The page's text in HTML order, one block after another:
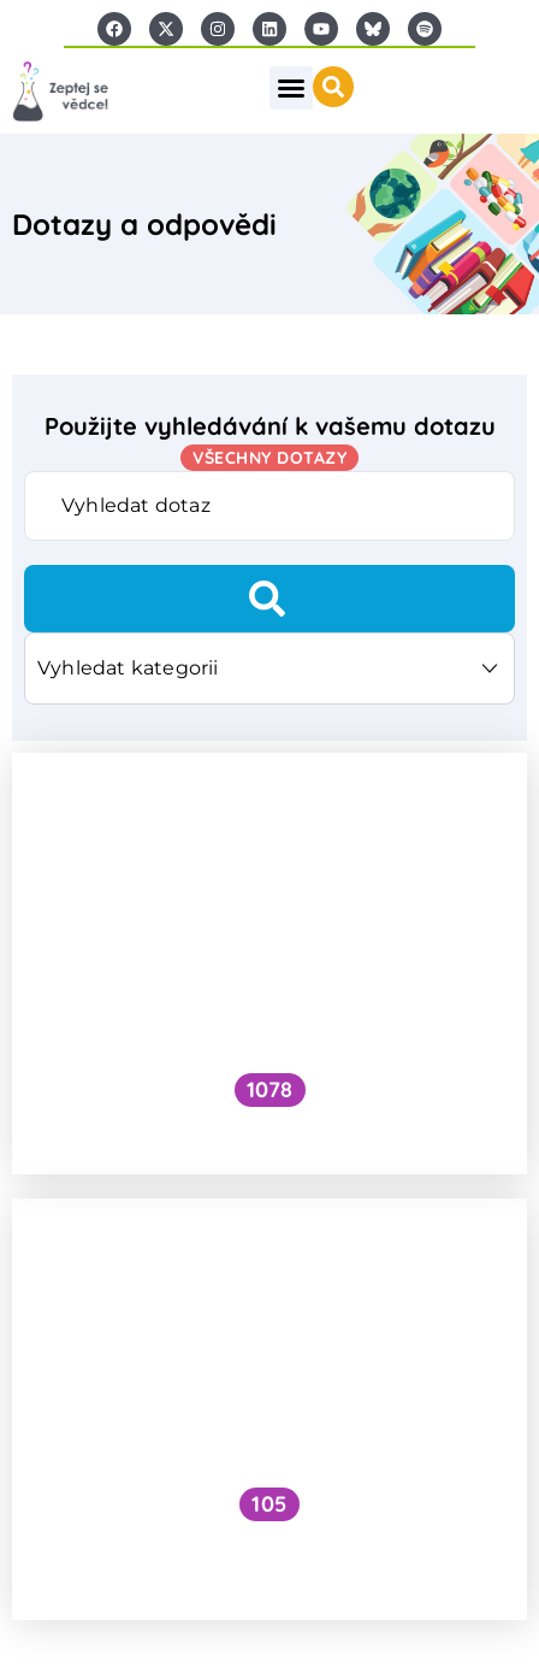
Dotazy a odpovědi
Použijte vyhledávání k vašemu dotazu
VŠECHNY DOTAZY
1078
105